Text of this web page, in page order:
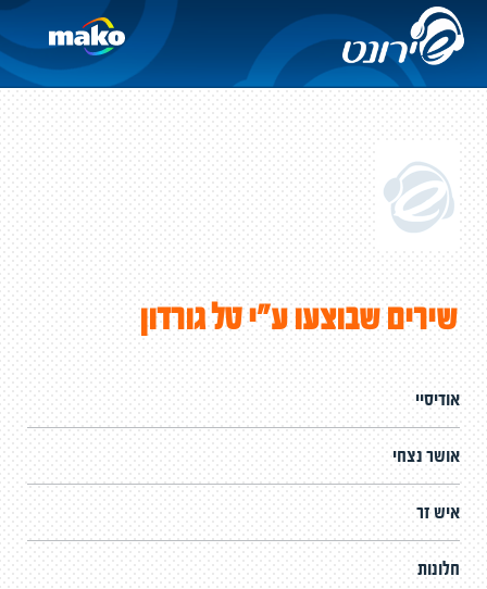
שירים שבוצעו ע"י טל גורדון
אודיסיי
אושר נצחי
איש זר
חלונות